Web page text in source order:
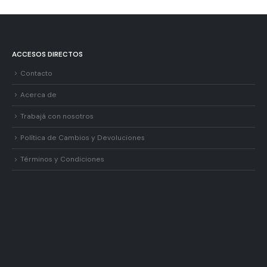
ACCESOS DIRECTOS
Contacto
Acerca de
Trabajá con nosotros
Política de Cambios y Devoluciones
Términos y Condiciones